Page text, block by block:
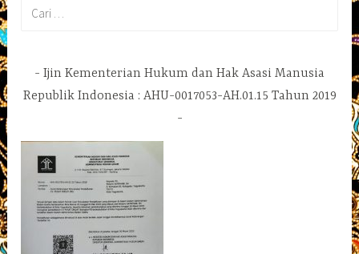
Ijin Kementerian Hukum dan Hak Asasi Manusia
Republik Indonesia : AHU-0017053-AH.01.15 Tahun 2019